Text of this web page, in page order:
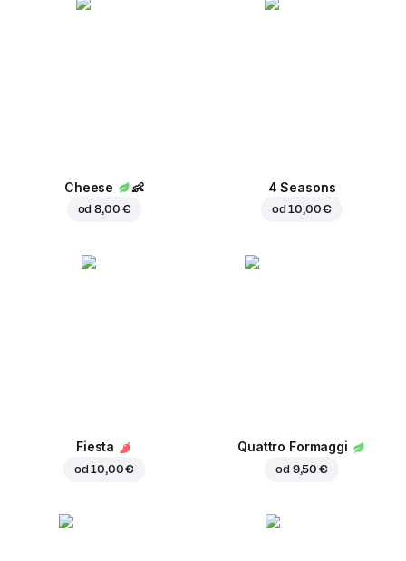
Cheese 👶
od8,00 €
4 Seasons
od10,00 €
Fiesta
od10,00 €
Quattro Formaggi
od 9,50 €